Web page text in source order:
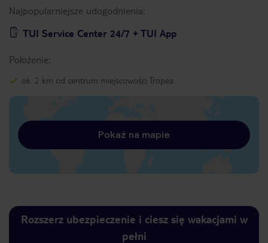
Najpopularniejsze udogodnienia:
TUI Service Center 24/7 + TUI App
Położenie:
ok. 2 km od centrum miejscowości Tropea
Pokaż na mapie
Rozszerz ubezpieczenie i ciesz się wakacjami w
pełni